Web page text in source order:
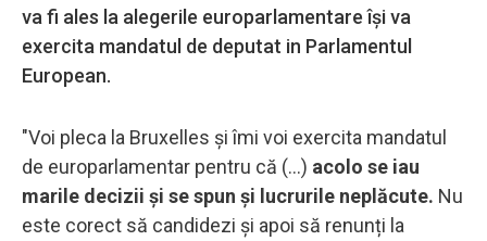
va fi ales la alegerile europarlamentare își va
exercita mandatul de deputat in Parlamentul
European.
"Voi pleca la Bruxelles și îmi voi exercita mandatul
de europarlamentar pentru că (...) acolo se iau
marile decizii și se spun și lucrurile neplăcute. Nu
este corect să candidezi și apoi să renunți la